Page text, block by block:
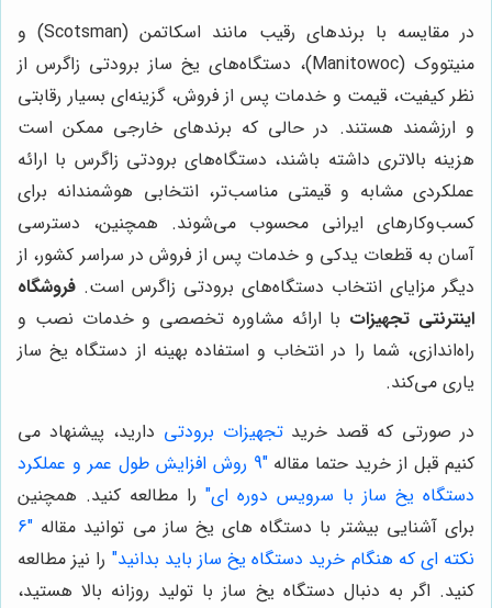
در مقایسه با برندهای رقیب مانند اسکاتمن (Scotsman) و
منیتووک (Manitowoc)، دستگاه‌های یخ ساز برودتی زاگرس از
نظر کیفیت، قیمت و خدمات پس از فروش، گزینه‌ای بسیار رقابتی
و ارزشمند هستند. در حالی که برندهای خارجی ممکن است
هزینه بالاتری داشته باشند، دستگاه‌های برودتی زاگرس با ارائه
عملکردی مشابه و قیمتی مناسب‌تر، انتخابی هوشمندانه برای
کسب‌وکارهای ایرانی محسوب می‌شوند. همچنین، دسترسی
آسان به قطعات یدکی و خدمات پس از فروش در سراسر کشور، از
دیگر مزایای انتخاب دستگاه‌های برودتی زاگرس است. فروشگاه
اینترنتی تجهیزات با ارائه مشاوره تخصصی و خدمات نصب و
راه‌اندازی، شما را در انتخاب و استفاده بهینه از دستگاه یخ ساز
یاری می‌کند.
در صورتی که قصد خریدتجهیزات برودتی دارید، پیشنهاد می
کنیم قبل از خرید حتما مقاله
"9 روش افزایش طول عمر و عملکرد
دستگاه یخ ساز با سرویس دوره ای" را مطالعه کنید. همچنین
برای آشنایی بیشتر با دستگاه های یخ ساز می توانید مقاله "6
نکته ای که هنگام خرید دستگاه یخ ساز باید بدانید" را نیز مطالعه
کنید. اگر به دنبال دستگاه یخ ساز با تولید روزانه بالا هستید،